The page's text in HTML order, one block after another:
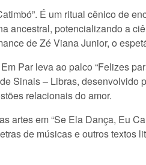
É um ritual cênico de
ancestral, potencializando a
de Zé Viana Junior, o
Par leva ao palco “Felizes
Sinais – Libras,
relacionais do amor.
artes em “Se Ela Dança, Eu
de músicas e outros